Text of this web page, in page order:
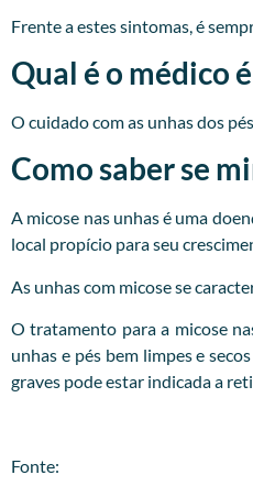
Frente a estes sintomas, é
Qual é o médico
O cuidado com as unhas dos
Como saber se
A micose nas unhas é uma
local propício para seu
As unhas com micose se
O tratamento para a micose
unhas e pés bem limpes e
graves pode estar indicada a
Fonte: